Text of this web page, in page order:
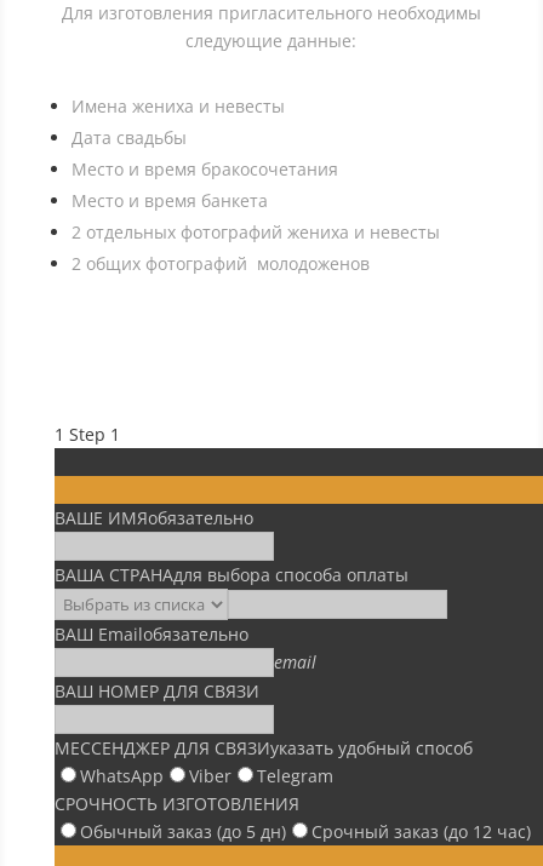
Для изготовления пригласительного необходимы
следующие данные:
Имена жениха и невесты
Дата свадьбы
Место и время бракосочетания
Место и время банкета
2 отдельных фотографий жениха и невесты
2 общих фотографий молодоженов
1 Step 1
ВАШЕ ИМЯобязательно
ВАША СТРАНАдля выбора способа оплаты
ВАШ Emailобязательно
email
ВАШ НОМЕР ДЛЯ СВЯЗИ
МЕССЕНДЖЕР ДЛЯ СВЯЗИуказать удобный способ
WhatsApp
Viber
Telegram
СРОЧНОСТЬ ИЗГОТОВЛЕНИЯ
Обычный заказ (до 5 дн)
Срочный заказ (до 12 час)